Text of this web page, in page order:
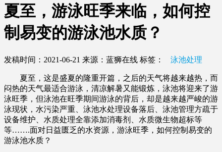
夏至，游泳旺季来临，如何控
制易变的游泳池水质？
发稿时间：2021-06-21 来源：蓝狮在线 标签： 泳池处理
夏至，这是盛夏的隆重开篇，之后的天气将越来越热，而
闷热的天气最适合游泳，清凉解暑又能锻炼，泳池将迎来了游
泳旺季，但泳池在旺季期间游泳的背后，却是越来越严峻的游
泳现状，水污染严重、泳池水处理设备落后、泳池管理方疏于
设备维护、水质处理全靠添加消毒剂、水质微生物超标等
等…….面对日益匮乏的水资源，游泳旺季，如何控制易变的
游泳池水质？